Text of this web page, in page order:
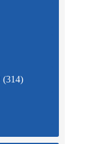
(314)